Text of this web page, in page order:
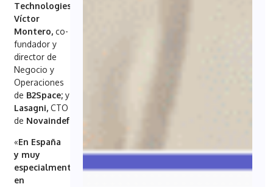
Technologies;
Víctor
Montero,co-
fundador y
director de
Negocio y
Operaciones
de B2Space;y
Lasagni,CTO
de Novaindef.
«En España
y muy
especialmente
en